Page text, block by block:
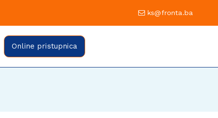
Sarajevo ks@fronta.ba
fronte Sarajevo
Online pristupnica